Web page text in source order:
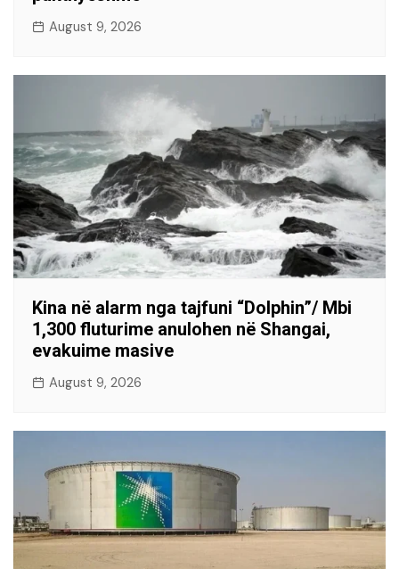
August 9, 2026
Kina në alarm nga tajfuni “Dolphin”/ Mbi
1,300 fluturime anulohen në Shangai,
evakuime masive
August 9, 2026